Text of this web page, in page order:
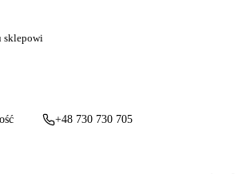
sklepowi
+48 730 730 705